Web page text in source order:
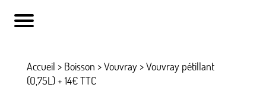
Accueil > Boisson >Vouvray> Vouvray pétillant
(O,75L) + 14€ TTC